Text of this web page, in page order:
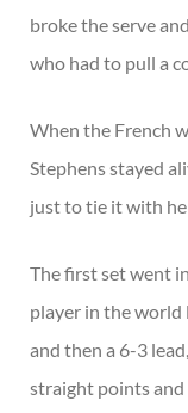
broke the serve
who had to pull a
When the French
Stephens stayed
just to tie it with
The first set went
player in the
and then a 6-3
straight points